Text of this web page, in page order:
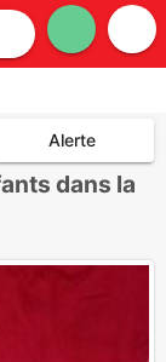
Alerte
dans la